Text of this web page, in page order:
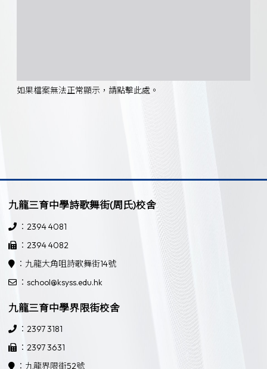
如果檔案無法正常顯示，請點擊此處。
九龍三育中學詩歌舞街(周氏)校舍
：2394 4081
：2394 4082
：九龍大角咀詩歌舞街14號
：school@ksyss.edu.hk
九龍三育中學界限街校舍
：2397 3181
：2397 3631
：九龍界限街52號